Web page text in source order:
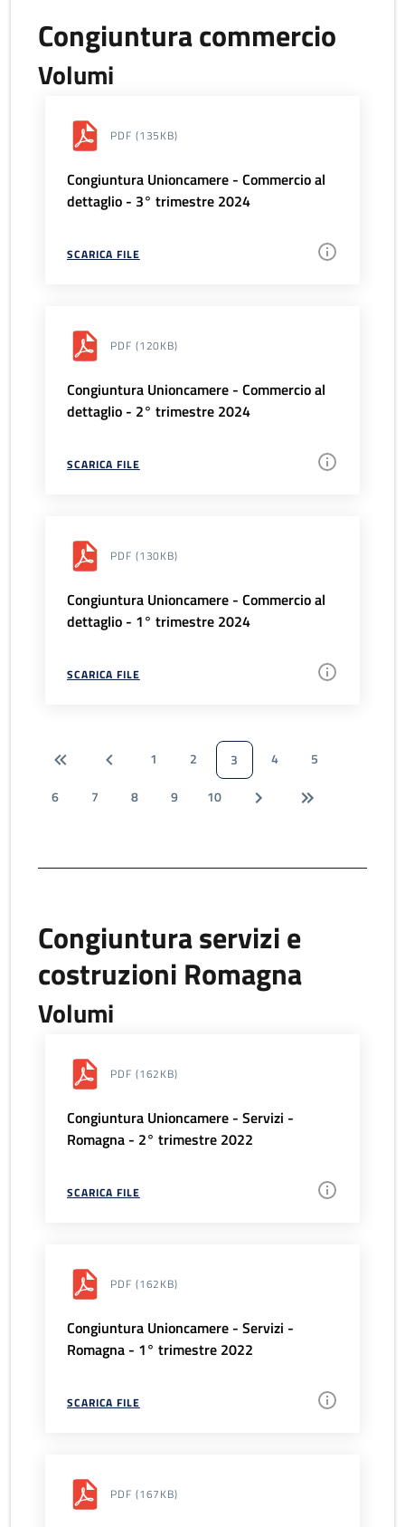
Congiuntura commercio
Volumi
PDF (135KB)
Congiuntura Unioncamere - Commercio al
dettaglio - 3° trimestre 2024
SCARICA FILE
PDF (120KB)
Congiuntura Unioncamere - Commercio al
dettaglio - 2° trimestre 2024
SCARICA FILE
PDF (130KB)
Congiuntura Unioncamere - Commercio al
dettaglio - 1° trimestre 2024
SCARICA FILE
1 2 3 4
5
6
7 8 9 10
Congiuntura servizi e
costruzioni Romagna
Volumi
PDF (162KB)
Congiuntura Unioncamere - Servizi -
Romagna - 2° trimestre 2022
SCARICA FILE
PDF (162KB)
Congiuntura Unioncamere - Servizi -
Romagna - 1° trimestre 2022
SCARICA FILE
PDF (167KB)